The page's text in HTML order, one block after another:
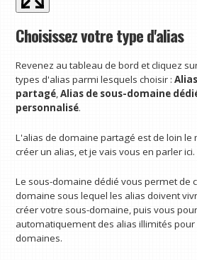
Choisissez votre type d'alias
Revenez au tableau de bord et cliquez
types d'alias parmi lesquels choisir :
partagé,Alias ​​de sous-domaine
personnalisé.
L'alias de domaine partagé est de loin le
créer un alias, et je vais vous en parler ici.
Le sous-domaine dédié vous permet de
domaine sous lequel les alias doivent
créer votre sous-domaine, puis vous
automatiquement des alias illimités
domaines.